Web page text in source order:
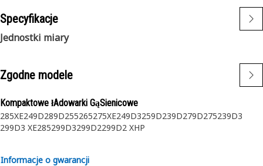
Specyfikacje
Jednostki miary
Zgodne modele
Kompaktowe łAdowarki GąSienicowe
285XE249D289D255265275XE249D3259D239D279D275239D3
299D3 XE285299D3299D2299D2 XHP
Informacje o gwarancji